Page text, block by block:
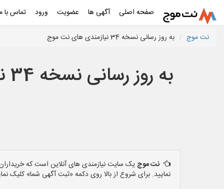
صفحه اصلی آگهی ها عضویت ورود تماس با
نت موج به روز رسانی نسخه 34 نیازمندی های نت موج
به روز رسانی نسخه 34 نیازمندی های نت موج
نت موج یک سایت نیازمندی های آنلاین است که
نمایید. برای شروع از بالا روی دکمه «ثبت آگهی شما» کلیک